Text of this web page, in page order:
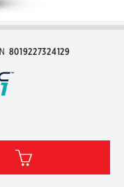
8019227324129